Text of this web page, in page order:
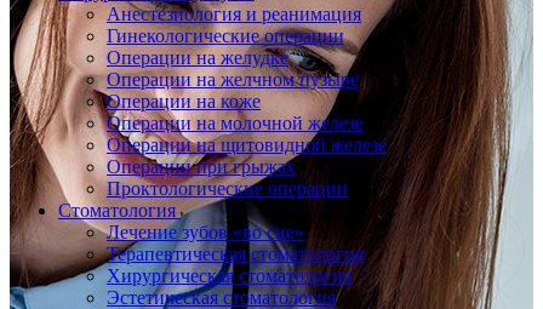
Анестезиология и реанимация
Гинекологические операции
Операции на желудке
Операции на желчном пузыре
Операции на коже
Операции на молочной железе
Операции на щитовидной железе
Операции при грыжах
Проктологические операции
Стоматология
Лечение зубов «во сне»
Терапевтическая стоматология
Хирургическая стоматология
Эстетическая стоматология